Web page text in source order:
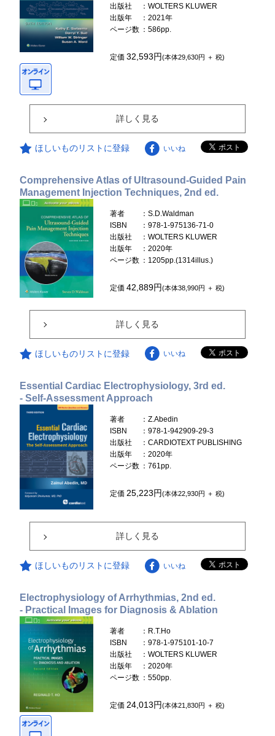
出版社
：WOLTERS KLUWER
出版年
：2021年
ページ数 ：586pp.
定価32,593円(本体29,630円 ＋ 税)
詳しく見る
ほしいものリストに登録 いいね
Comprehensive Atlas of Ultrasound-Guided Pain
Management Injection Techniques, 2nd ed.
著者
：S.D.Waldman
ISBN
：978-1-975136-71-0
出版社
：WOLTERS KLUWER
出版年
：2020年
ページ数 ：1205pp.(1314illus.)
定価42,889円(本体38,990円 ＋ 税)
詳しく見る
ほしいものリストに登録 いいね
Essential Cardiac Electrophysiology, 3rd ed.
- Self-Assessment Approach
著者
：Z.Abedin
ISBN
：978-1-942909-29-3
出版社
：CARDIOTEXT PUBLISHING
出版年
：2020年
ページ数 ：761pp.
定価 25,223円(本体22,930円 ＋ 税)
詳しく見る
ほしいものリストに登録 いいね
Electrophysiology of Arrhythmias, 2nd ed.
- Practical Images for Diagnosis & Ablation
著者
：R.T.Ho
ISBN
：978-1-975101-10-7
出版社
：WOLTERS KLUWER
出版年
：2020年
ページ数 ：550pp.
定価24,013円(本体21,830円 ＋ 税)